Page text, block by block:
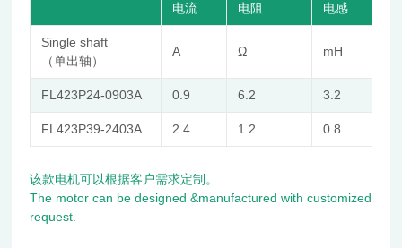
电流
电阻
电感
Single shaft
（单出轴）
A Ω mH
FL423P24-0903A 0.9 6.2 3.2
FL423P39-2403A 2.4 1.2 0.8
该款电机可以根据客户需求定制。
The motor can be designed &manufactured with customized
request.